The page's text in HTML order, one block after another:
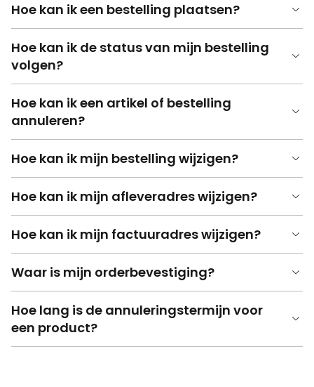
Hoe kan ik een bestelling plaatsen?
Hoe kan ik de status van mijn bestelling
volgen?
Hoe kan ik een artikel of bestelling
annuleren?
Hoe kan ik mijn bestelling wijzigen?
Hoe kan ik mijn afleveradres wijzigen?
Hoe kan ik mijn factuuradres wijzigen?
Waar is mijn orderbevestiging?
Hoe lang is de annuleringstermijn voor
een product?